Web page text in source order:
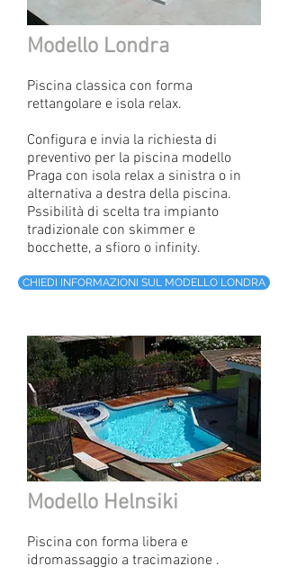
Modello Londra
Piscina classica con forma
rettangolare e isola relax.
Configura e invia la richiesta di
preventivo per la piscina modello
Praga con isola relax a sinistra o in
alternativa a destra della piscina.
Pssibilità di scelta tra impianto
tradizionale con skimmer e
bocchette, a sfioro o infinity.
CHIEDI INFORMAZIONI SUL MODELLO LONDRA
Modello Helnsiki
Piscina con forma libera e
idromassaggio a tracimazione .